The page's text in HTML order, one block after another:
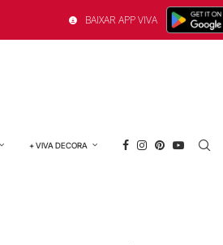
BAIXAR APP VIVA
+ VIVA DECORA